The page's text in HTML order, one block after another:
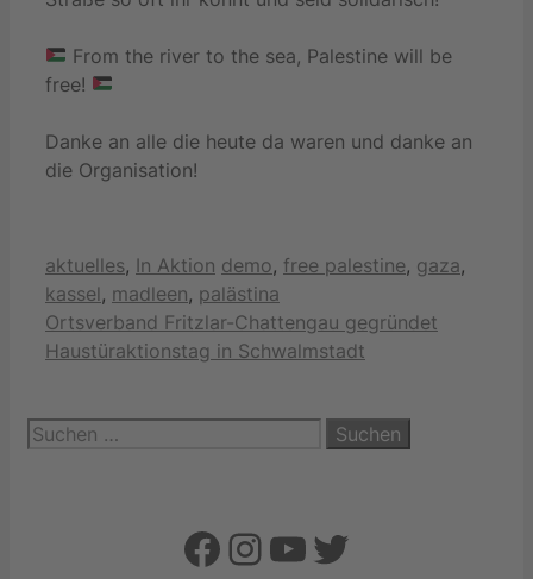
From the river to the sea, Palestine will be
free!
Danke an alle die heute da waren und danke an
die Organisation!
Kategorien
aktuelles, In Aktion Schlagwörter
demo, free palestine, gaza,
kassel, madleen, palästina
Ortsverband Fritzlar-Chattengau gegründet
Haustüraktionstag in Schwalmstadt
Suchen
nach:
Facebook
Instagram
YouTube
Twitter